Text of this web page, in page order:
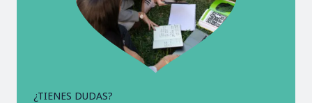
¿TIENES DUDAS?